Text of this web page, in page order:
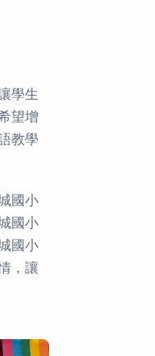
學生
望增
教學
國小
國小
國小
，讓